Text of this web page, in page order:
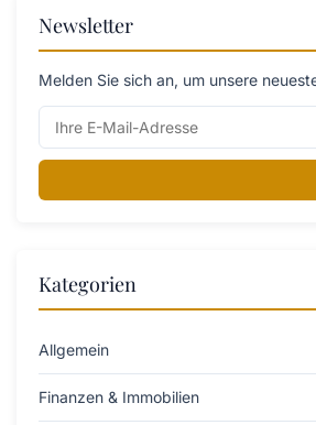
Newsletter
Melden Sie sich an, um unsere
Kategorien
Allgemein
Finanzen & Immobilien